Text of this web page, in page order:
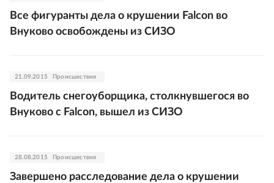
Все фигуранты дела о крушении Falcon во
Внуково освобождены из СИЗО
21.09.2015 Происшествия
Водитель снегоуборщика, столкнувшегося во
Внуково с Falcon, вышел из СИЗО
28.08.2015 Происшествия
Завершено расследование дела о крушении